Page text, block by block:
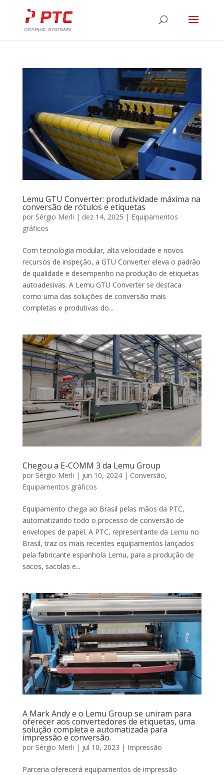
Lemu GTU Converter: produtividade máxima na
conversão de rótulos e etiquetas
por Sérgio Merli | dez 14, 2025 | Equipamentos
gráficos
Com tecnologia modular, alta velocidade e novos
recursos de inspeção, a GTU Converter eleva o padrão
de qualidade e desempenho na produção de etiquetas
autoadesivas. A Lemu GTU Converter se destaca
como uma das soluções de conversão mais
completas e produtivas do...
Chegou a E-COMM 3 da Lemu Group
por Sérgio Merli | jun 10, 2024| Conversão,
Equipamentos gráficos
Equipamento chega ao Brasil pelas mãos da PTC,
automatizando todo o processo de conversão de
envelopes de papel. A PTC, representante da Lemu no
Brasil, traz os mais recentes equipamentos lançados
pela fabricante espanhola Lemu, para a produção de
sacos, sacolas e...
A Mark Andy e o Lemu Group se uniram para
oferecer aos convertedores de etiquetas, uma
solução completa e automatizada para
impressão e conversão.
por Sérgio Merli | jul 10, 2023 | Impressão
Parceria oferecerá equipamentos de impressão